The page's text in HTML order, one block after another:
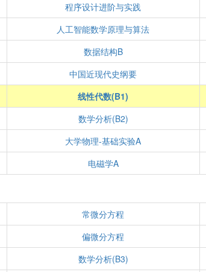
程序设计进阶与实践
人工智能数学原理与算法
数据结构B
中国近现代史纲要
线性代数(B1)
数学分析(B2)
大学物理-基础实验A
电磁学A
常微分方程
偏微分方程
数学分析(B3)